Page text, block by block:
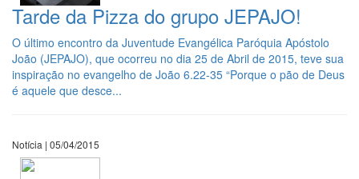
Tarde da Pizza do grupo JEPAJO!
O último encontro da Juventude Evangélica Paróquia Apóstolo
João (JEPAJO), que ocorreu no dia 25 de Abril de 2015, teve sua
inspiração no evangelho de João 6.22-35 “Porque o pão de Deus
é aquele que desce...
Notícia | 05/04/2015